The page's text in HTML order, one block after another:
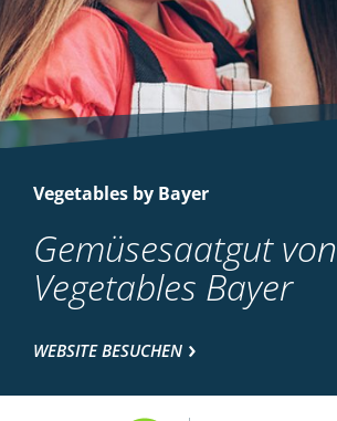
Vegetables by Bayer
Gemüsesaatgut von
Vegetables Bayer
WEBSITE BESUCHEN